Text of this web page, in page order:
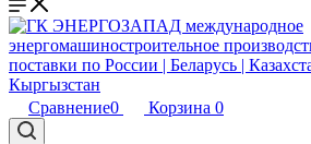
Сравнение0 Корзина 0